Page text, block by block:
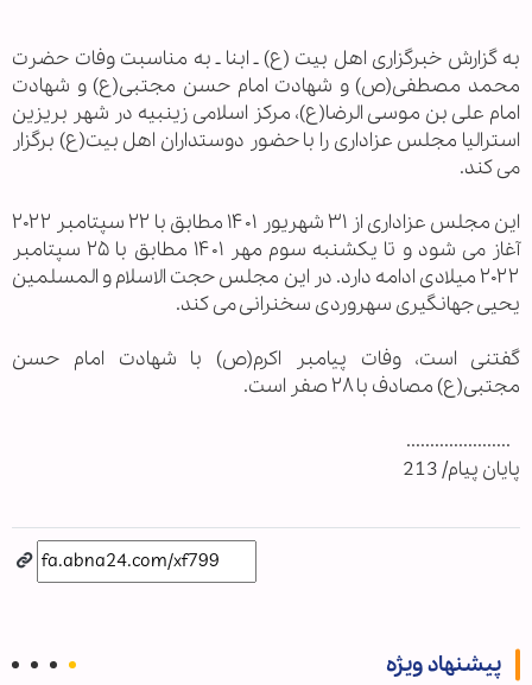
به گزارش خبرگزاری اهل بيت (ع) ـ ابنا ـ به مناسبت وفات حضرت
محمد مصطفی(ص) و شهادت امام حسن مجتبی(ع) و شهادت
امام علی بن موسی الرضا(ع)، مرکز اسلامی زینبیه در شهر بریزین
استرالیا مجلس عزاداری را با حضور دوستداران اهل بیت(ع) برگزار
می کند.
این مجلس عزاداری از ۳۱ شهریور ۱۴۰۱ مطابق با ۲۲ سپتامبر ۲۰۲۲
آغاز می شود و تا یکشنبه سوم مهر ۱۴۰۱ مطابق با ۲۵ سپتامبر
۲۰۲۲ میلادی ادامه دارد. در این مجلس حجت الاسلام و المسلمین
یحیی جهانگیری سهروردی سخنرانی می کند.
گفتنی است، وفات پیامبر اکرم(ص) با شهادت امام حسن
مجتبی(ع) مصادف با ۲۸ صفر است.
......................
پايان پيام/ 213
پیشنهاد ویژه